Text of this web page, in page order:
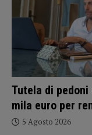
Tutela di
mila euro per
5 Agosto 2026